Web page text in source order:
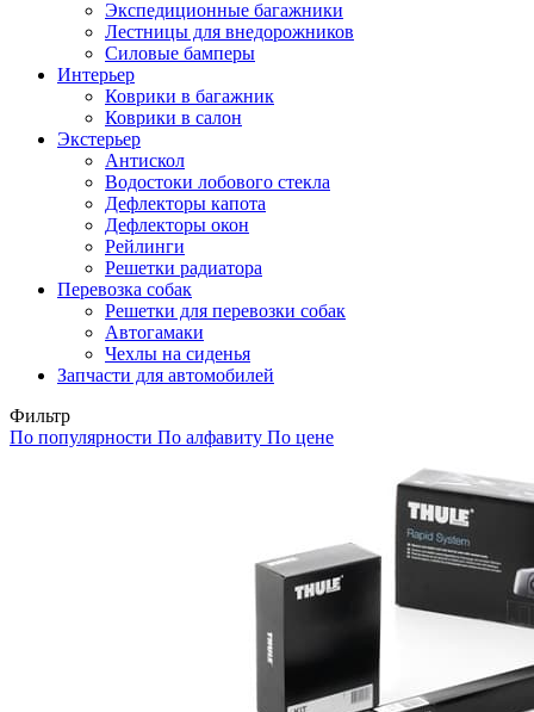
Экспедиционные багажники
Лестницы для внедорожников
Силовые бамперы
Интерьер
Коврики в багажник
Коврики в салон
Экстерьер
Антискол
Водостоки лобового стекла
Дефлекторы капота
Дефлекторы окон
Рейлинги
Решетки радиатора
Перевозка собак
Решетки для перевозки собак
Автогамаки
Чехлы на сиденья
Запчасти для автомобилей
Фильтр
По популярности По алфавиту По цене